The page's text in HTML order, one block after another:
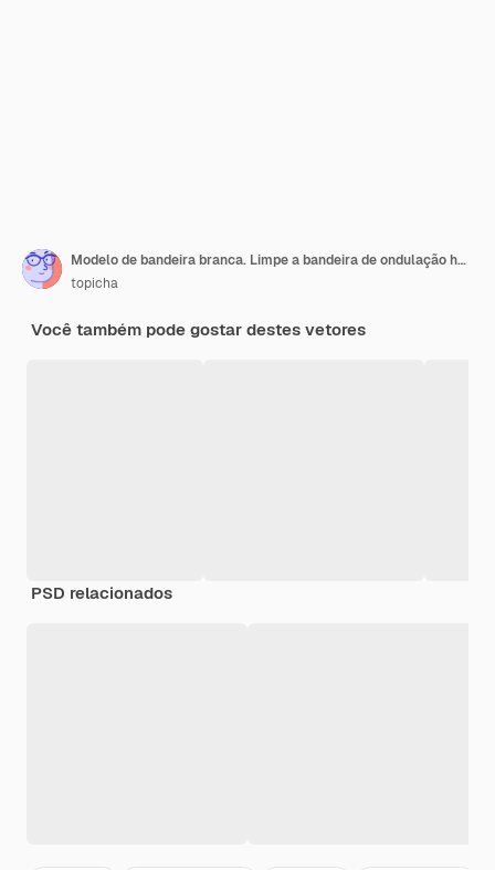
Modelo de bandeira branca. Limpe a bandeira de ondulação horizontal, isolada no fundo.
topicha
Você também pode gostar destes vetores
PSD relacionados